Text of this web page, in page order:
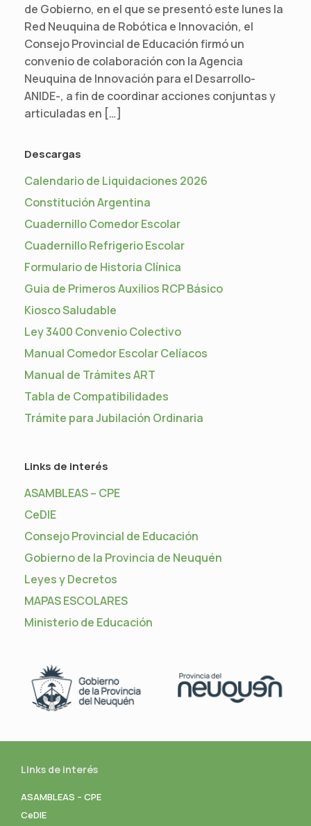
de Gobierno, en el que se presentó este lunes la
Red Neuquina de Robótica e Innovación, el
Consejo Provincial de Educación firmó un
convenio de colaboración con la Agencia
Neuquina de Innovación para el Desarrollo-
ANIDE-, a fin de coordinar acciones conjuntas y
articuladas en […]
Descargas
Calendario de Liquidaciones 2026
Constitución Argentina
Cuadernillo Comedor Escolar
Cuadernillo Refrigerio Escolar
Formulario de Historia Clínica
Guia de Primeros Auxilios RCP Básico
Kiosco Saludable
Ley 3400 Convenio Colectivo
Manual Comedor Escolar Celíacos
Manual de Trámites ART
Tabla de Compatibilidades
Trámite para Jubilación Ordinaria
Links de interés
ASAMBLEAS – CPE
CeDIE
Consejo Provincial de Educación
Gobierno de la Provincia de Neuquén
Leyes y Decretos
MAPAS ESCOLARES
Ministerio de Educación
Links de interés
ASAMBLEAS – CPE
CeDIE